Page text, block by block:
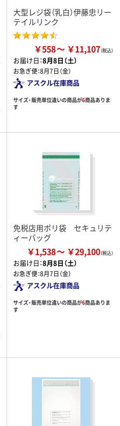
大型レジ袋（乳白）伊藤忠リー
テイルリンク
￥558 ￥11,107
お届け日：8月8日（土）
お急ぎ便：8月7日（金）
アスクル在庫商品
サイズ・販売単位違いの商品が6商品ありま
す
免税店用ポリ袋 セキュリテ
ィーバッグ
￥1,538 ￥29,100
お届け日：8月8日（土）
お急ぎ便：8月7日（金）
アスクル在庫商品
サイズ・販売単位違いの商品が6商品ありま
す